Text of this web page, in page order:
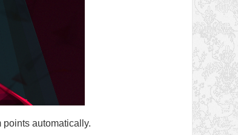
automatically.